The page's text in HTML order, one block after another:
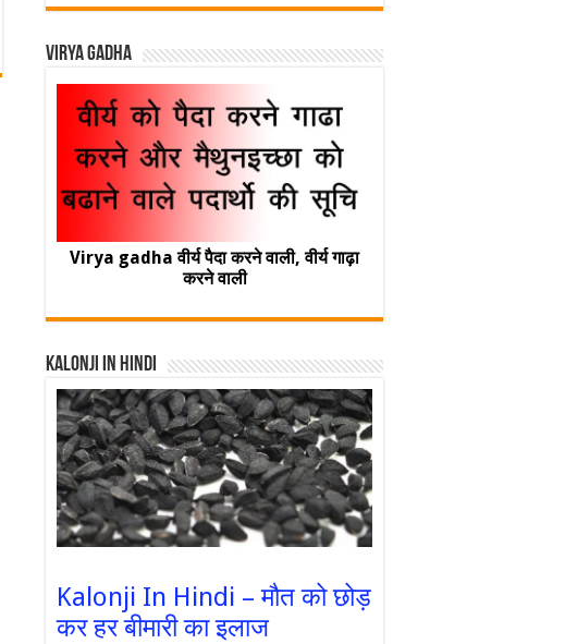
Virya Gadha
Virya gadha वीर्य पैदा करने वाली, वीर्य गाढ़ा
करने वाली
Kalonji In Hindi
Kalonji In Hindi – मौत को छोड़
कर हर बीमारी का इलाज